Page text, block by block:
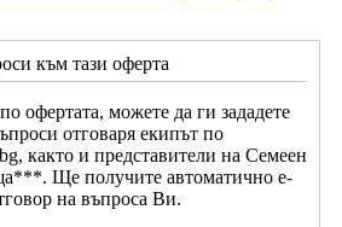
към тази оферта
офертата, можете да ги зададете
отговаря екипът по
както и представители на Семеен
Ще получите автоматично e-
на въпроса Ви.